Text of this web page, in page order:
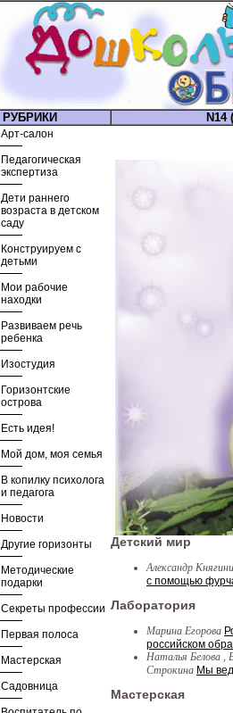
РУБРИКИ N14
Арт-салон
Педагогическая
экспертиза
Дети раннего
возраста в детском
саду
Конструируем с
детьми
Мои рабочие
находки
Развиваем речь
ребенка
Изостудия
Горизонтские
острова
Есть идея!
Мой дом, моя семья
В копилку психолога
и педагога
Новости
Другие горизонты
Методические
подарки
Секреты профессии
Первая полоса
Мастерская
Садовница
Детский мир
Александр
с помощью
Лаборатория
Марина Егорова
российском
Наталья Белова ,
Строкина Мы
Мастерская